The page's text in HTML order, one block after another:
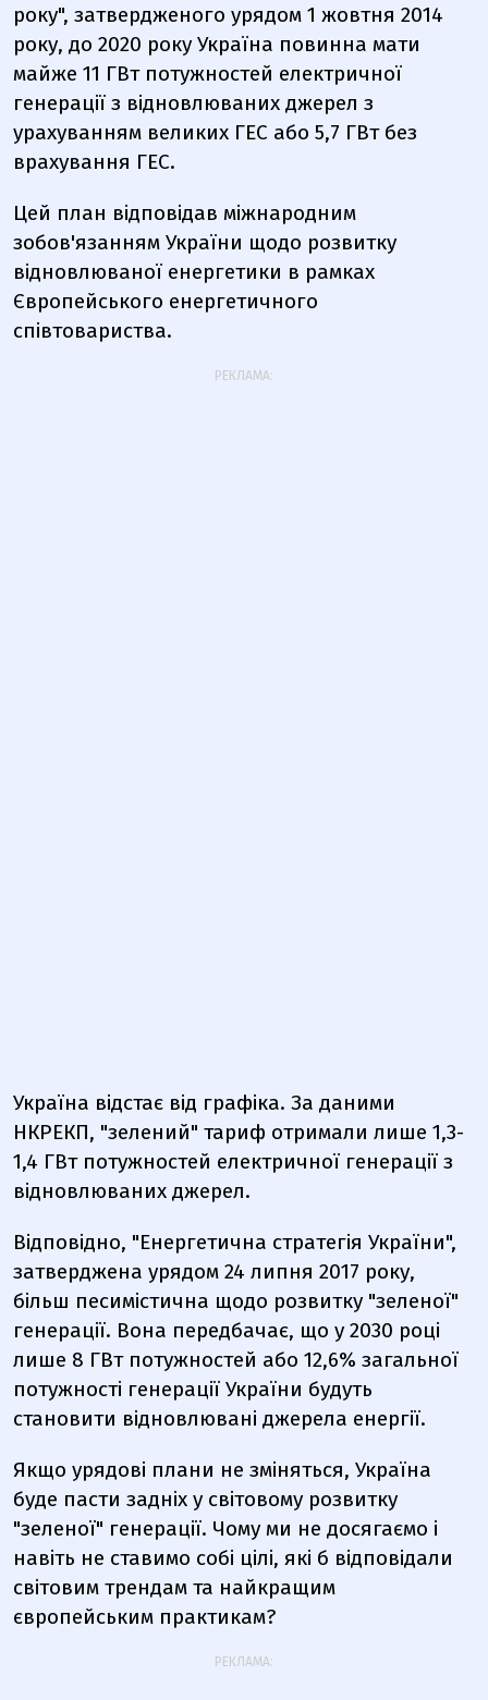
року", затвердженого урядом 1 жовтня 2014
року, до 2020 року Україна повинна мати
майже 11 ГВт потужностей електричної
генерації з відновлюваних джерел з
урахуванням великих ГЕС або 5,7 ГВт без
врахування ГЕС.
Цей план відповідав міжнародним
зобов'язанням України щодо розвитку
відновлюваної енергетики в рамках
Європейського енергетичного
співтовариства.
РЕКЛАМА:
Україна відстає від графіка. За даними
НКРЕКП, "зелений" тариф отримали лише 1,3-
1,4 ГВт потужностей електричної генерації з
відновлюваних джерел.
Відповідно, "Енергетична стратегія України",
затверджена урядом 24 липня 2017 року,
більш песимістична щодо розвитку "зеленої"
генерації. Вона передбачає, що у 2030 році
лише 8 ГВт потужностей або 12,6% загальної
потужності генерації України будуть
становити відновлювані джерела енергії.
Якщо урядові плани не зміняться, Україна
буде пасти задніх у світовому розвитку
"зеленої" генерації. Чому ми не досягаємо і
навіть не ставимо собі цілі, які б відповідали
світовим трендам та найкращим
європейським практикам?
РЕКЛАМА: